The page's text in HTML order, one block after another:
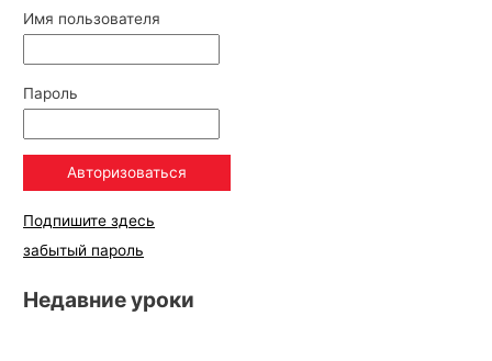
Имя пользователя
Пароль
Подпишите здесь
забытый пароль
Недавние уроки